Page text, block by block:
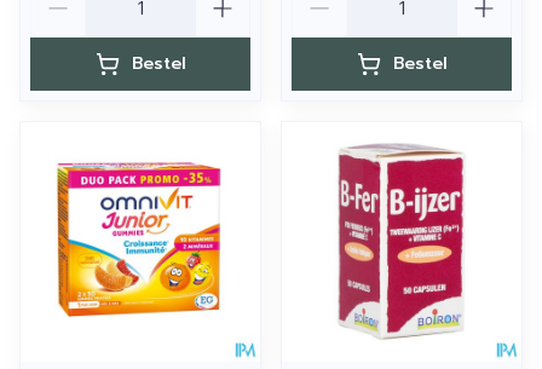
Bestel Bestel